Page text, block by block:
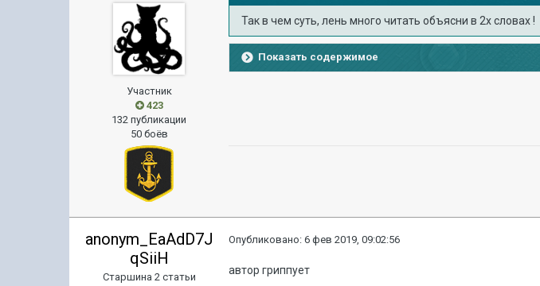
Участник
423
132 публикации
50 боёв
Так в чем суть, лень много читать объясни в 2х словах !
Показать содержимое
anonym_EaAdD7J
qSiiH
Старшина 2 статьи
Опубликовано:6 фев 2019, 09:02:56
автор гриппует